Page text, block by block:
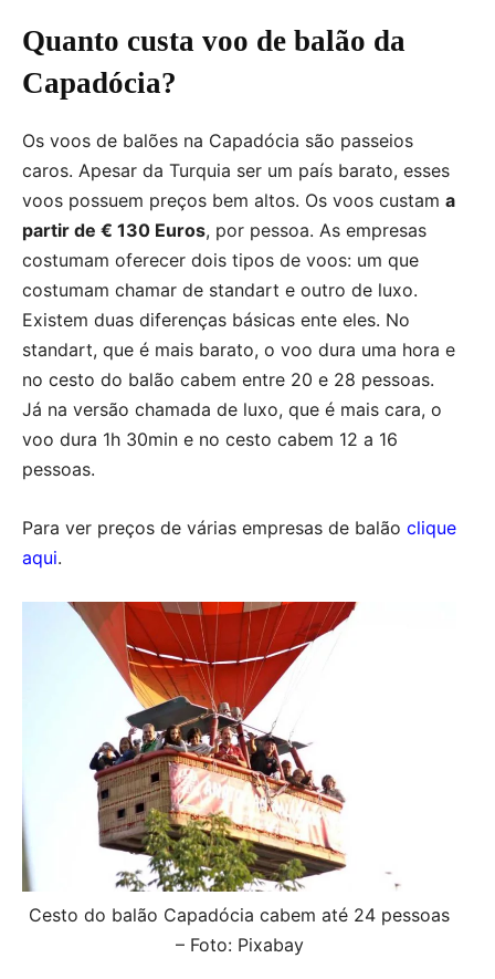
Quanto custa voo de balão da
Capadócia?
Os voos de balões na Capadócia são passeios
caros. Apesar da Turquia ser um país barato, esses
voos possuem preços bem altos. Os voos custam a
partir de € 130 Euros, por pessoa. As empresas
costumam oferecer dois tipos de voos: um que
costumam chamar de standart e outro de luxo.
Existem duas diferenças básicas ente eles. No
standart, que é mais barato, o voo dura uma hora e
no cesto do balão cabem entre 20 e 28 pessoas.
Já na versão chamada de luxo, que é mais cara, o
voo dura 1h 30min e no cesto cabem 12 a 16
pessoas.
Para ver preços de várias empresas de balão clique
aqui.
Cesto do balão Capadócia cabem até 24 pessoas
– Foto: Pixabay